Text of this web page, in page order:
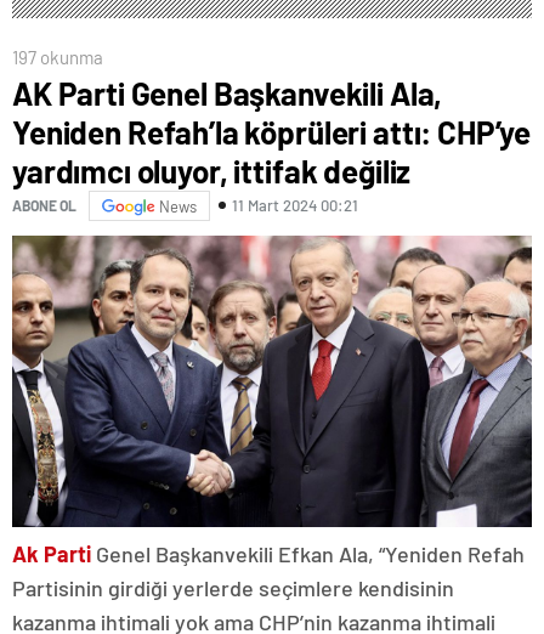
197 okunma
AK Parti Genel Başkanvekili Ala,
Yeniden Refah’la köprüleri attı: CHP’ye
yardımcı oluyor, ittifak değiliz
ABONE OL News 11 Mart 2024 00:21
Ak Parti Genel Başkanvekili Efkan Ala, “Yeniden Refah
Partisinin girdiği yerlerde seçimlere kendisinin
kazanma ihtimali yok ama CHP’nin kazanma ihtimali